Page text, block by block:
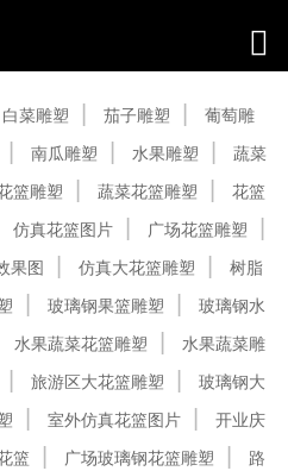
白菜雕塑 茄子雕塑
葡萄雕
南瓜雕塑 水果雕塑
蔬菜
篮雕塑 蔬菜花篮雕塑
花篮
仿真花篮图片
广场花篮雕塑
果图 仿真大花篮雕塑
树脂
玻璃钢果篮雕塑
玻璃钢水
水果蔬菜花篮雕塑
水果蔬菜雕
旅游区大花篮雕塑
玻璃钢大
室外仿真花篮图片
开业庆
篮 广场玻璃钢花篮雕塑
路